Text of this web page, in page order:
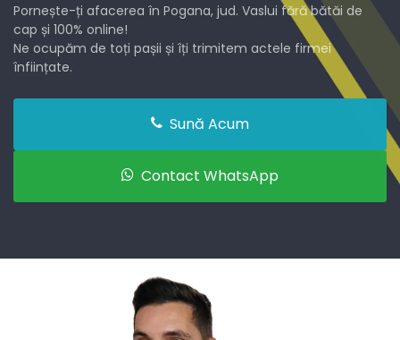
Pornește-ți afacerea în Pogana, jud. Vaslui fără bătăi de
cap și 100% online!
Ne ocupăm de toți pașii și îți trimitem actele firmei
înființate.
Sună Acum
Contact WhatsApp